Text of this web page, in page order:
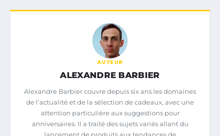
AUTEUR
ALEXANDRE BARBIER
Alexandre Barbier couvre depuis six ans les domaines
de l’actualité et de la sélection de cadeaux, avec une
attention particulière aux suggestions pour
anniversaires. Il a traité des sujets variés allant du